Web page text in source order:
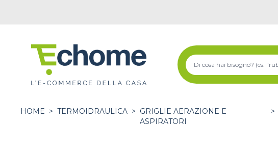
HOME > TERMOIDRAULICA > GRIGLIE AERAZIONE E
ASPIRATORI
>